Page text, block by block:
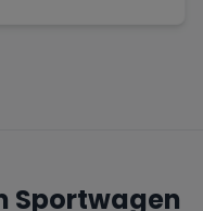
Sportwagen